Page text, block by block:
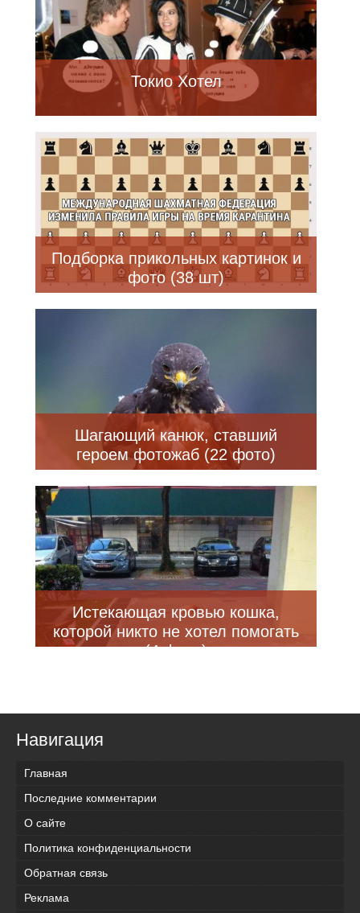
Токио Хотел
Подборка прикольных картинок и
фото (38 шт)
Шагающий канюк, ставший
героем фотожаб (22 фото)
Истекающая кровью кошка,
которой никто не хотел помогать
(4 фото)
Навигация
Главная
Последние комментарии
О сайте
Политика конфиденциальности
Обратная связь
Реклама